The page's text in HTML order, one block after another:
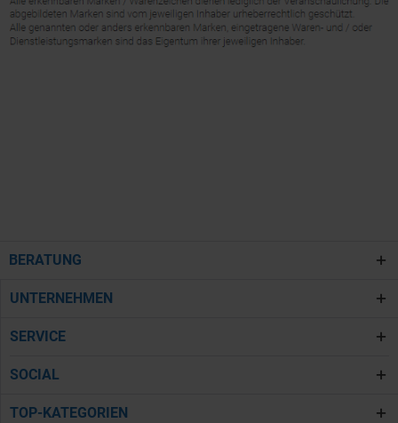
BERATUNG
UNTERNEHMEN
SERVICE
SOCIAL
TOP-KATEGORIEN